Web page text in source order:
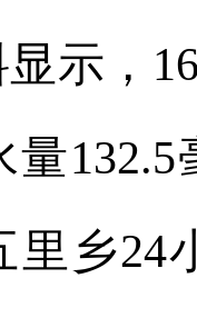
，16
里乡24